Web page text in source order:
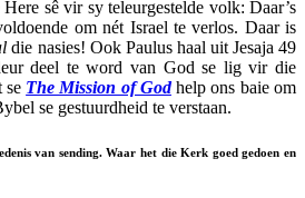
sê vir sy teleurgestelde volk: Daar’s
om nét Israel te verlos. Daar is
die nasies! Ook Paulus haal uit Jesaja 49
deel te word van God se lig vir die
se The Mission of Godhelp ons baie om
se gestuurdheid te verstaan.
van sending. Waar het die Kerk goed gedoen en